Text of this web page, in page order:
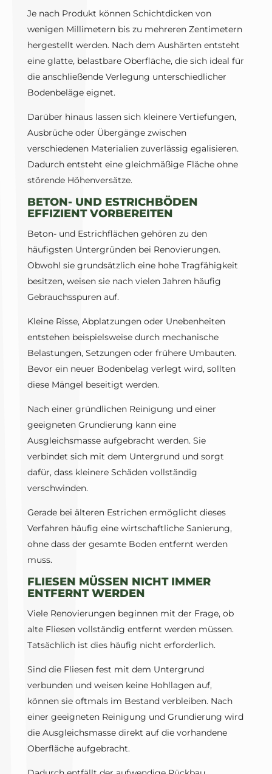
Je nach Produkt können Schichtdicken von
wenigen Millimetern bis zu mehreren Zentimetern
hergestellt werden. Nach dem Aushärten entsteht
eine glatte, belastbare Oberfläche, die sich ideal für
die anschließende Verlegung unterschiedlicher
Bodenbeläge eignet.
Darüber hinaus lassen sich kleinere Vertiefungen,
Ausbrüche oder Übergänge zwischen
verschiedenen Materialien zuverlässig egalisieren.
Dadurch entsteht eine gleichmäßige Fläche ohne
störende Höhenversätze.
BETON- UND ESTRICHBÖDEN
EFFIZIENT VORBEREITEN
Beton- und Estrichflächen gehören zu den
häufigsten Untergründen bei Renovierungen.
Obwohl sie grundsätzlich eine hohe Tragfähigkeit
besitzen, weisen sie nach vielen Jahren häufig
Gebrauchsspuren auf.
Kleine Risse, Abplatzungen oder Unebenheiten
entstehen beispielsweise durch mechanische
Belastungen, Setzungen oder frühere Umbauten.
Bevor ein neuer Bodenbelag verlegt wird, sollten
diese Mängel beseitigt werden.
Nach einer gründlichen Reinigung und einer
geeigneten Grundierung kann eine
Ausgleichsmasse aufgebracht werden. Sie
verbindet sich mit dem Untergrund und sorgt
dafür, dass kleinere Schäden vollständig
verschwinden.
Gerade bei älteren Estrichen ermöglicht dieses
Verfahren häufig eine wirtschaftliche Sanierung,
ohne dass der gesamte Boden entfernt werden
muss.
FLIESEN MÜSSEN NICHT IMMER
ENTFERNT WERDEN
Viele Renovierungen beginnen mit der Frage, ob
alte Fliesen vollständig entfernt werden müssen.
Tatsächlich ist dies häufig nicht erforderlich.
Sind die Fliesen fest mit dem Untergrund
verbunden und weisen keine Hohllagen auf,
können sie oftmals im Bestand verbleiben. Nach
einer geeigneten Reinigung und Grundierung wird
die Ausgleichsmasse direkt auf die vorhandene
Oberfläche aufgebracht.